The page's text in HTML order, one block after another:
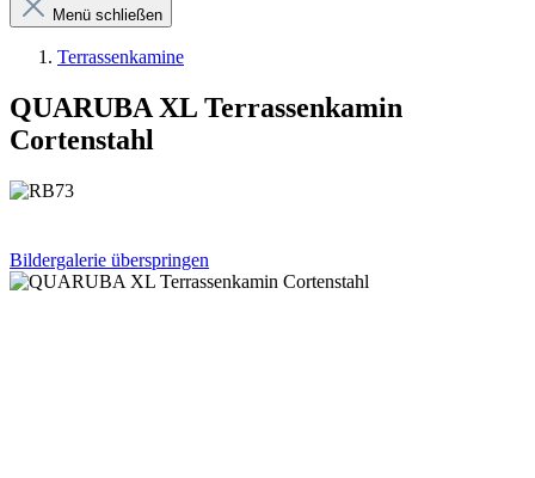
Menü schließen
Terrassenkamine
QUARUBA XL Terrassenkamin
Cortenstahl
Bildergalerie überspringen